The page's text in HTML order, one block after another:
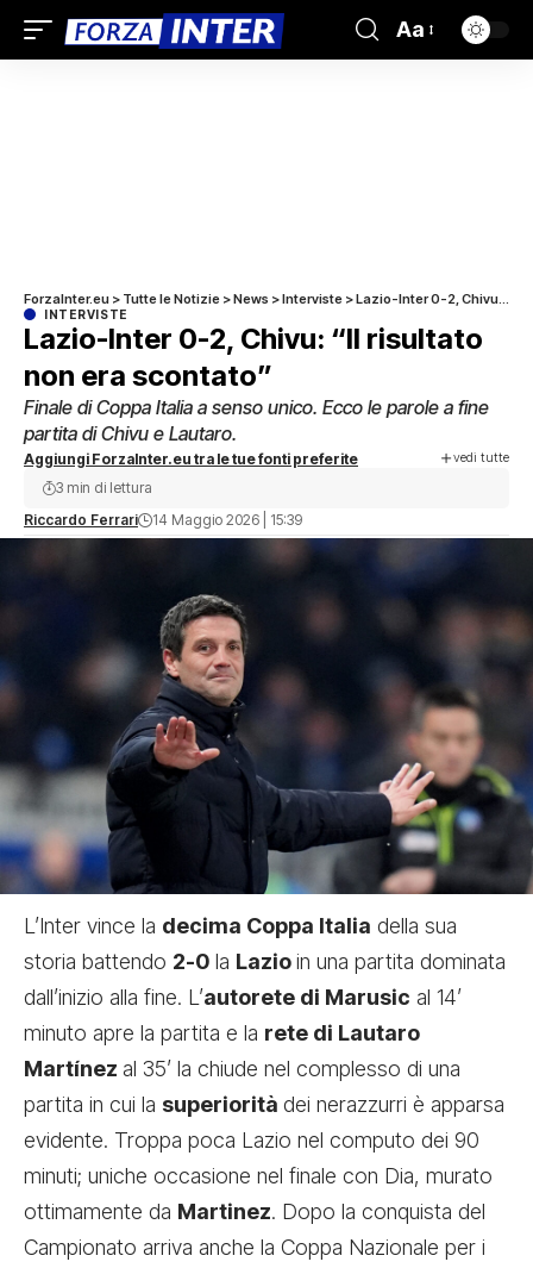
Aa
ForzaInter.eu > Tutte le Notizie >News >Interviste >Lazio-Inter 0-2, Chivu: “Il risultato non era scontato”
INTERVISTE
Lazio-Inter 0-2, Chivu: “Il risultato
non era scontato”
Finale di Coppa Italia a senso unico. Ecco le parole a fine
partita di Chivu e Lautaro.
Aggiungi ForzaInter.eu tra le tue fonti preferite vedi tutte
Riccardo Ferrari 14 Maggio 2026 | 15:39
3 min di lettura
L’Inter vince la decima Coppa Italia della sua
storia battendo 2-0 la Lazioin una partita dominata
dall’inizio alla fine. L’autorete di Marusic al 14’
minuto apre la partita e la rete di Lautaro
Martínez al 35’ la chiude nel complesso di una
partita in cui la superiorità dei nerazzurri è apparsa
evidente. Troppa poca Lazio nel computo dei 90
minuti; uniche occasione nel finale con Dia, murato
ottimamente da Martinez. Dopo la conquista del
Campionato arriva anche la Coppa Nazionale per i